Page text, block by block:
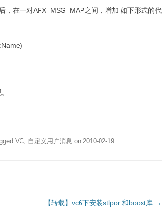
，在一对AFX_MSG_MAP之间，增加 如下形式的代
VC, 自定义用户消息 on 2010-02-19.
【转载】vc6下安装stlport和boost库 →